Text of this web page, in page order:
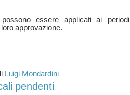
essere applicati ai periodi
Luigi Mondardini
pendenti